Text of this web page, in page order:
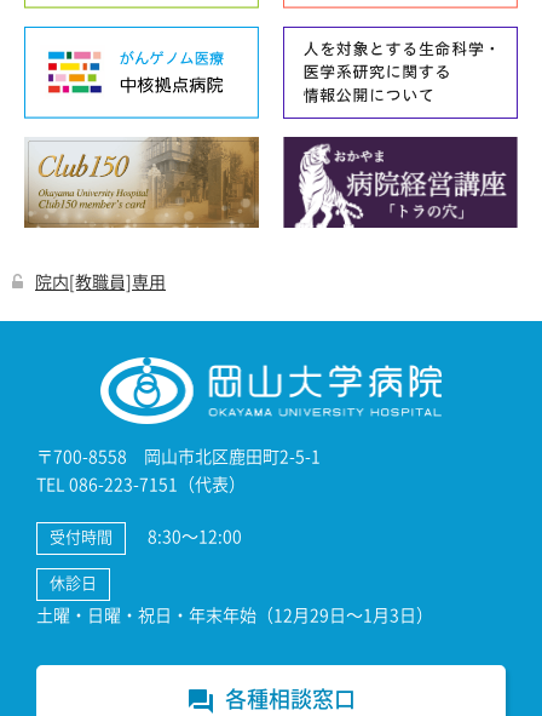
院内[教職員]専用
〒700-8558 岡山市北区鹿田町2-5-1
TEL 086-223-7151（代表）
受付時間 8:30～12:00
休診日
土曜・日曜・祝日・年末年始（12月29日～1月3日）
forum 各種相談窓口